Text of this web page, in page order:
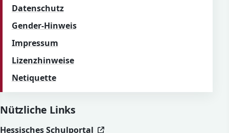
Datenschutz
Gender-Hinweis
Impressum
Lizenzhinweise
Netiquette
Nützliche Links
Hessisches Schulportal (öffnet in neuem Fenster)
(öffnet in neuem Fenster)